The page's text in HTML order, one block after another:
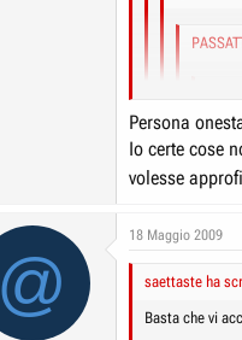
Se fossi
Non hai
Pensa che
A parte il fatto
E poi certi
avrò potere
Persona
Io certe cose
volesse
@
18 Maggio 2009
saettaste ha
Basta che vi